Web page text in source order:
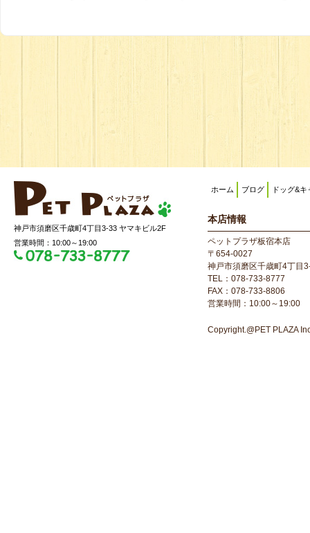
神戸市須磨区千歳町4丁目3-33 ヤマキビル2F
営業時間：10:00～19:00
ホーム ブログ ドッグ&キ
本店情報
ペットプラザ板宿本店
〒654-0027
神戸市須磨区千歳町4丁目
TEL：078-733-8777
FAX：078-733-8806
営業時間：10:00～19:00
Copyright.@PET PLAZA